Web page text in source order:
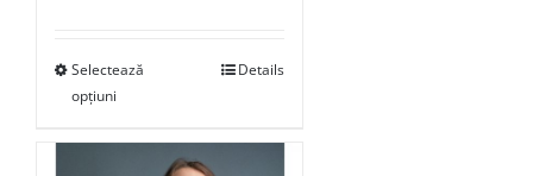
Selectează
opțiuni
Details